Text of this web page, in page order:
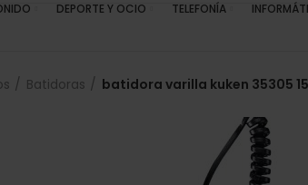
DEPORTE Y OCIO TELEFONÍA
Batidoras batidora varilla kuken 35305